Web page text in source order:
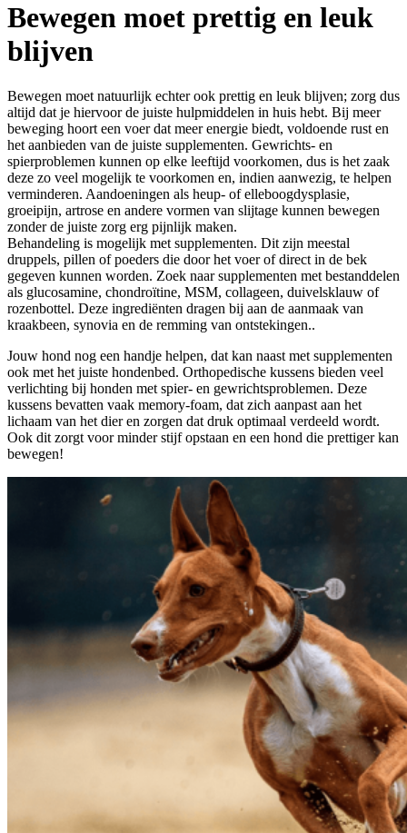
Bewegen moet prettig en leuk
blijven
Bewegen moet natuurlijk echter ook prettig en leuk blijven; zorg dus
altijd dat je hiervoor de juiste hulpmiddelen in huis hebt. Bij meer
beweging hoort een voer dat meer energie biedt, voldoende rust en
het aanbieden van de juiste supplementen. Gewrichts- en
spierproblemen kunnen op elke leeftijd voorkomen, dus is het zaak
deze zo veel mogelijk te voorkomen en, indien aanwezig, te helpen
verminderen. Aandoeningen als heup- of elleboogdysplasie,
groeipijn, artrose en andere vormen van slijtage kunnen bewegen
zonder de juiste zorg erg pijnlijk maken.
Behandeling is mogelijk met supplementen. Dit zijn meestal
druppels, pillen of poeders die door het voer of direct in de bek
gegeven kunnen worden. Zoek naar supplementen met bestanddelen
als glucosamine, chondroïtine, MSM, collageen, duivelsklauw of
rozenbottel. Deze ingrediënten dragen bij aan de aanmaak van
kraakbeen, synovia en de remming van ontstekingen..
Jouw hond nog een handje helpen, dat kan naast met supplementen
ook met het juiste hondenbed. Orthopedische kussens bieden veel
verlichting bij honden met spier- en gewrichtsproblemen. Deze
kussens bevatten vaak memory-foam, dat zich aanpast aan het
lichaam van het dier en zorgen dat druk optimaal verdeeld wordt.
Ook dit zorgt voor minder stijf opstaan en een hond die prettiger kan
bewegen!